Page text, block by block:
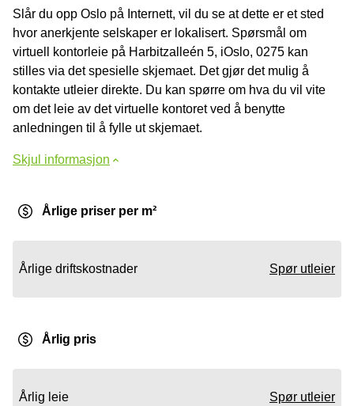
Slår du opp Oslo på Internett, vil du se at dette er et sted
hvor anerkjente selskaper er lokalisert. Spørsmål om
virtuell kontorleie på Harbitzalleén 5, iOslo, 0275 kan
stilles via det spesielle skjemaet. Det gjør det mulig å
kontakte utleier direkte. Du kan spørre om hva du vil vite
om det leie av det virtuelle kontoret ved å benytte
anledningen til å fylle ut skjemaet.
Skjul informasjon
Årlige priser per m²
Årlige driftskostnader Spør utleier
Årlig pris
Årlig leie Spør utleier